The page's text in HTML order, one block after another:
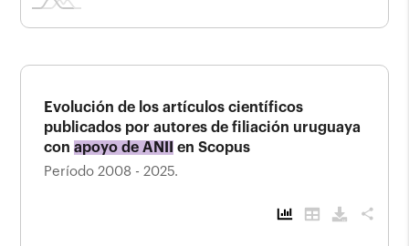
Evolución de los artículos científicos
publicados por autores de filiación uruguaya
conapoyo de ANII en Scopus
Período 2008 - 2025.
share